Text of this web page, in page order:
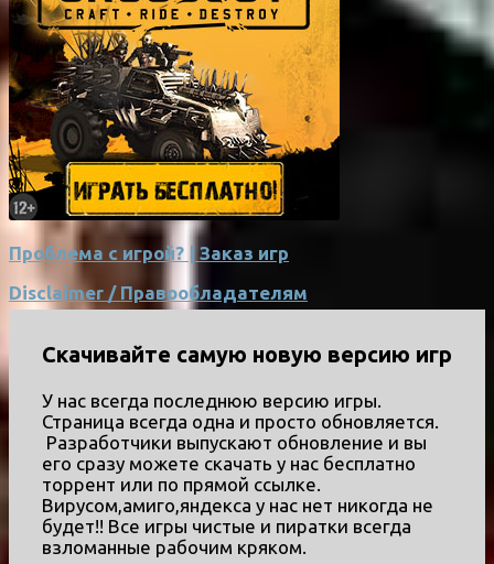
Проблема с игрой? | Заказ игр
Disclaimer / Правообладателям
Скачивайте самую новую версию игр
У нас всегда последнюю версию игры.
Страница всегда одна и просто обновляется.
Разработчики выпускают обновление и вы
его сразу можете скачать у нас бесплатно
торрент или по прямой ссылке.
Вирусом,амиго,яндекса у нас нет никогда не
будет!! Все игры чистые и пиратки всегда
взломанные рабочим кряком.